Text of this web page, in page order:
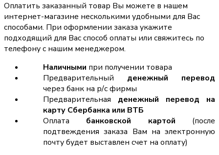
Оплатить заказанный товар Вы можете в нашем
интернет-магазине несколькими удобными для Вас
способами. При оформлении заказа укажите
подходящий для Вас способ оплаты или свяжитесь по
телефону с нашим менеджером.
Наличными при получении товара
Предварительный денежный перевод
через банк на р/с фирмы
Предварительная денежный перевод на
карту Сбербанка или ВТБ
Оплата банковской картой (после
подтвеждения заказа Вам на электронную
почту будет выставлен счет на оплату)